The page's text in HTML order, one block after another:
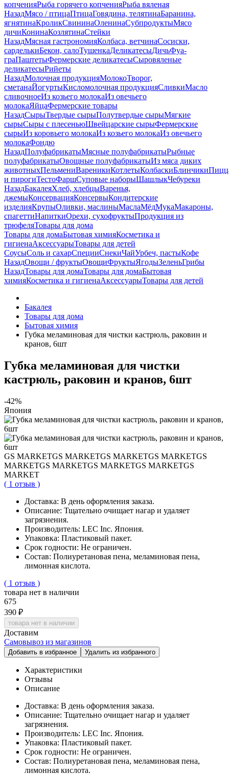
копченияРыба горячего копченияРыба вяленая
НазадМясо / птицаПтицаГовядина, телятинаБаранина,
ягнятинаКроликСвининаОленинаСубпродуктыМясо
дичиКонинаКозлятинаСтейки
НазадМясная гастрономияКолбаса, ветчинаСосиски,
сарделькиБекон, салоТушенкаДеликатесыДичьФуа-
граПаштетыФермерские деликатесыСыровяленые
деликатесыРийеты
НазадМолочная продукцияМолокоТворог,
сметанаЙогуртыКисломолочная продукцияСливкиМасло
сливочноеИз козьего молокаИз овечьего
молокаЯйцаФермерские товары
НазадСырыТвердые сырыПолутвердые сырыМягкие
сырыСыры c плесеньюШвейцарские сырыФермерские
сырыИз коровьего молокаИз козьего молокаИз овечьего
молокаФондю
НазадПолуфабрикатыМясные полуфабрикатыРыбные
полуфабрикатыОвощные полуфабрикатыИз мяса диких
животныхПельмениВареникиКотлетыКолбаскиБлинчики
и пирогиТестоФаршСуповые наборыШашлыкЧебуреки
НазадБакалеяХлеб, хлебцыВаренья,
джемыКонсервацияКонсервыКондитерские
изделияКрупыОливки, маслиныМаслаМёдМукаМакароны,
спагеттиНапиткиОрехи, сухофруктыПродукция из
трюфеляТовары для дома
Товары для домаБытовая химияКосметика и
гигиенаАксессуарыТовары для детей
СоусыСоль и сахарСпецииСнекиЧайУрбеч, пастыКофе
НазадОвощи / фруктыОвощиФруктыЯгодыЗеленьГрибы
НазадТовары для домаТовары для домаБытовая
химияКосметика и гигиенаАксессуарыТовары для детей
Бакалея
Товары для дома
Бытовая химия
Губка меламиновая для чистки кастрюль, раковин и
кранов, 6шт
Губка меламиновая для чистки
кастрюль, раковин и кранов, 6шт
-42%
Япония
GS MARKETGS MARKETGS MARKETGS MARKETGS
MARKETGS MARKETGS MARKETGS MARKETGS
MARKET
( 1 отзыв )
Доставка: В день оформления заказа.
Описание: Тщательно очищает нагар и удаляет
загрязнения.
Производитель: LEC Inc. Япония.
Упаковка: Пластиковый пакет.
Срок годности: Не ограничен.
Cостав: Полиуретановая пена, меламиновая пена,
лимонная кислота.
( 1 отзыв )
товара нет в наличии
675
390 ₽
товара нет в наличии
Доставим
Самовывоз из магазинов
Добавить в избранное Удалить из избранного
Характеристики
Отзывы
Описание
Доставка: В день оформления заказа.
Описание: Тщательно очищает нагар и удаляет
загрязнения.
Производитель: LEC Inc. Япония.
Упаковка: Пластиковый пакет.
Срок годности: Не ограничен.
Cостав: Полиуретановая пена, меламиновая пена,
лимонная кислота.